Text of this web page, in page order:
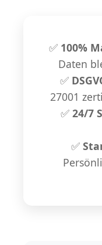
✅ 100%
Daten
✅
27001
✅ 24/7
✅